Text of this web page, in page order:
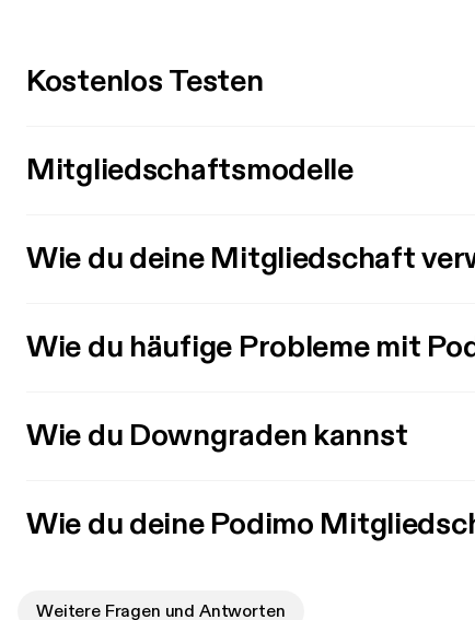
Kostenlos Testen
Mitgliedschaftsmodelle
Wie du deine Mitgliedschaft
Wie du häufige Probleme mit
Wie du Downgraden kannst
Wie du deine Podimo
Weitere Fragen und Antworten